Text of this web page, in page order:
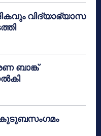
വിദ്യാഭ്യാസ
ബാങ്ക്